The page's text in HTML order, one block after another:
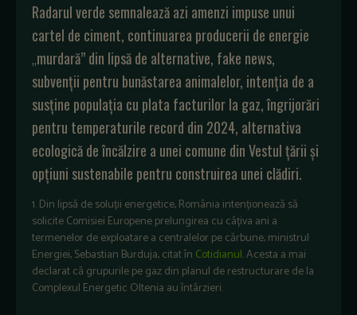
Radarul verde semnalează azi amenzi impuse unui
cartel de ciment, continuarea producerii de energie
„murdară” din lipsă de alternative, fake news,
subvenții pentru bunăstarea animalelor, intenția de a
susține populația cu plata facturilor la gaz, îngrijorări
pentru temperaturile record din 2024, alternativa
ecologică de încălzire a unei comune din Vestul țării și
opțiuni sustenabile pentru construirea unei clădiri.
1. Din lipsă de soluții energetice, România intenționează să
solicite Comisiei Europene prelungirea cu câțiva ani a
termenelor de exploatare a centralelor pe cărbune, ministrul
Energiei, Sebastian Burduja, citat în Cotidianul. Acesta a mai
declarat că grupurile pe gaz din planul de restructurare de la
Complexul Energetic Oltenia au întârzieri.